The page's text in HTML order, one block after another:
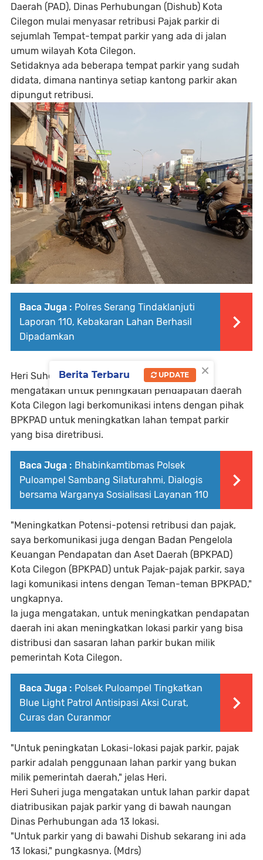
Daerah (PAD), Dinas Perhubungan (Dishub) Kota
Cilegon mulai menyasar retribusi Pajak parkir di
sejumlah Tempat-tempat parkir yang ada di jalan
umum wilayah Kota Cilegon.
Setidaknya ada beberapa tempat parkir yang sudah
didata, dimana nantinya setiap kantong parkir akan
dipungut retribusi.
Baca Juga : Polres Serang Tindaklanjuti
Laporan 110, Kebakaran Lahan Berhasil
Dipadamkan
Heri Suheri Dinas Perhubungan Kota Cilegon
mengatakan untuk peningkatan pendapatan daerah
Kota Cilegon lagi berkomunikasi intens dengan pihak
BPKPAD untuk meningkatkan lahan tempat parkir
yang bisa diretribusi.
Baca Juga : Bhabinkamtibmas Polsek
Puloampel Sambang Silaturahmi, Dialogis
bersama Warganya Sosialisasi Layanan 110
"Meningkatkan Potensi-potensi retribusi dan pajak,
saya berkomunikasi juga dengan Badan Pengelola
Keuangan Pendapatan dan Aset Daerah (BPKPAD)
Kota Cilegon (BPKPAD) untuk Pajak-pajak parkir, saya
lagi komunikasi intens dengan Teman-teman BPKPAD,"
ungkapnya.
Ia juga mengatakan, untuk meningkatkan pendapatan
daerah ini akan meningkatkan lokasi parkir yang bisa
distribusi dan sasaran lahan parkir bukan milik
pemerintah Kota Cilegon.
Baca Juga : Polsek Puloampel Tingkatkan
Blue Light Patrol Antisipasi Aksi Curat,
Curas dan Curanmor
"Untuk peningkatan Lokasi-lokasi pajak parkir, pajak
parkir adalah penggunaan lahan parkir yang bukan
milik pemerintah daerah," jelas Heri.
Heri Suheri juga mengatakan untuk lahan parkir dapat
diatribusikan pajak parkir yang di bawah naungan
Dinas Perhubungan ada 13 lokasi.
"Untuk parkir yang di bawahi Dishub sekarang ini ada
13 lokasi," pungkasnya. (Mdrs)
×
Berita Terbaru UPDATE